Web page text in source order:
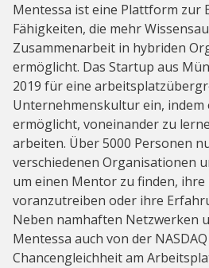
Mentessa ist eine Plattform zur
Fähigkeiten, die mehr
Zusammenarbeit in hybriden
ermöglicht. Das Startup aus
2019 für eine
Unternehmenskultur ein,
ermöglicht, voneinander zu
arbeiten. Über 5000 Personen
verschiedenen Organisationen
um einen Mentor zu finden, ihre
voranzutreiben oder ihre
Neben namhaften Netzwerken
Mentessa auch von der
Chancengleichheit am